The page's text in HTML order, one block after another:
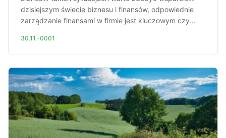
dzisiejszym świecie biznesu i finansów, odpowiednie
zarządzanie finansami w firmie jest kluczowym czy...
30.11.-0001